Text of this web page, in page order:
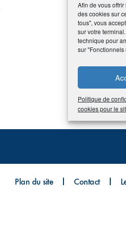
Afin de vous
des cookies sur
tous", vous
sur votre
technique pour
sur
Politique de
cookies pour le
Plan du site Contact